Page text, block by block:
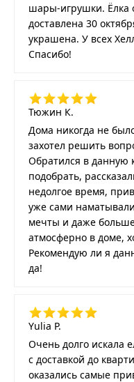
шары-игрушки. Ёлка
доставлена 30
украшена. У всех
Спасибо!
Тюжин К.
Дома никогда не
захотел решить
Обратился в данную
подобрать,
недолгое время,
уже сами
мечты и даже
атмосферно в доме,
Рекомендую ли я
да!
Yulia P.
Очень долго искала
с доставкой до
оказались самые